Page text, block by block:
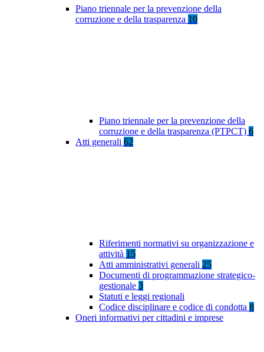
Piano triennale per la prevenzione della
corruzione e della trasparenza 10
Piano triennale per la prevenzione della
corruzione e della trasparenza (PTPCT) 6
Atti generali 62
Riferimenti normativi su organizzazione e
attività 15
Atti amministrativi generali 25
Documenti di programmazione strategico-
gestionale 3
Statuti e leggi regionali
Codice disciplinare e codice di condotta 8
Oneri informativi per cittadini e imprese